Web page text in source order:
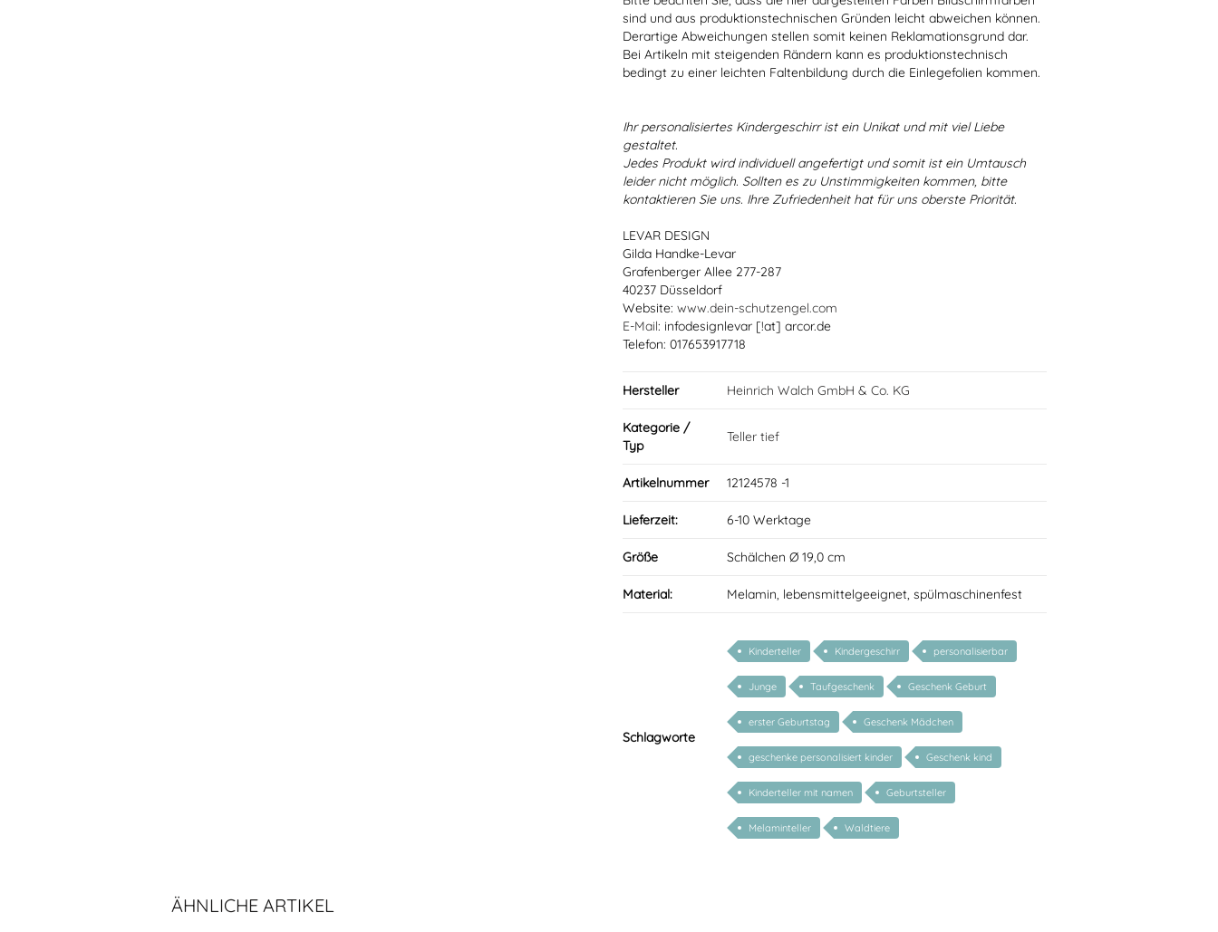
sind und aus produktionstechnischen Gründen leicht abweichen können.
Derartige Abweichungen stellen somit keinen Reklamationsgrund dar.
Bei Artikeln mit steigenden Rändern kann es produktionstechnisch
bedingt zu einer leichten Faltenbildung durch die Einlegefolien kommen.
Ihr personalisiertes Kindergeschirr ist ein Unikat und mit viel Liebe
gestaltet.
Jedes Produkt wird individuell angefertigt und somit ist ein Umtausch
leider nicht möglich. Sollten es zu Unstimmigkeiten kommen, bitte
kontaktieren Sie uns. Ihre Zufriedenheit hat für uns oberste Priorität.
LEVAR DESIGN
Gilda Handke-Levar
Grafenberger Allee 277-287
40237 Düsseldorf
Website: www.dein-schutzengel.com
E-Mail: infodesignlevar [!at] arcor.de
Telefon: 017653917718
Hersteller Heinrich Walch GmbH & Co. KG
Kategorie /
Typ
Teller tief
Artikelnummer 12124578 -1
Lieferzeit: 6-10 Werktage
Größe Schälchen Ø 19,0 cm
Material: Melamin, lebensmittelgeeignet, spülmaschinenfest
Schlagworte
Kinderteller Kindergeschirr personalisierbar
Junge Taufgeschenk Geschenk Geburt
erster Geburtstag Geschenk Mädchen
geschenke personalisiert kinder Geschenk kind
Kinderteller mit namen Geburtsteller
Melaminteller Waldtiere
ÄHNLICHE ARTIKEL